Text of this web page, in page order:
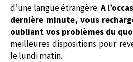
d’une langue étrangère. A
dernière minute, vous
oubliant vos problèmes du
meilleures dispositions pour
le lundi matin.